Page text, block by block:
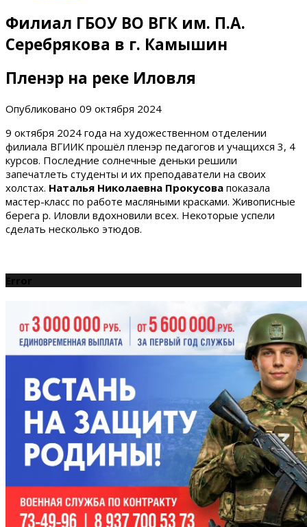
Филиал ГБОУ ВО ВГК им. П.А.
Серебрякова в г. Камышин
Пленэр на реке Иловля
Опубликовано 09 октября 2024
9 октября 2024 года на художественном отделении
филиала ВГИИК прошёл пленэр педагогов и учащихся 3, 4
курсов. Последние солнечные деньки решили
запечатлеть студенты и их преподаватели на своих
холстах. Наталья Николаевна Прокусова показала
мастер-класс по работе масляными красками. Живописные
берега р. Иловли вдохновили всех. Некоторые успели
сделать несколько этюдов.
Error